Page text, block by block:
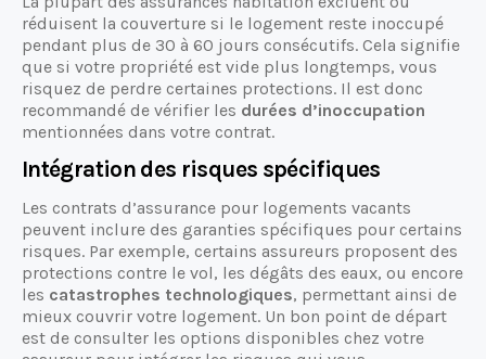
réduisent la couverture si le logement reste inoccupé
pendant plus de 30 à 60 jours consécutifs. Cela signifie
que si votre propriété est vide plus longtemps, vous
risquez de perdre certaines protections. Il est donc
recommandé de vérifier les durées d’inoccupation
mentionnées dans votre contrat.
Intégration des risques spécifiques
Les contrats d’assurance pour logements vacants
peuvent inclure des garanties spécifiques pour certains
risques. Par exemple, certains assureurs proposent des
protections contre le vol, les dégâts des eaux, ou encore
les catastrophes technologiques, permettant ainsi de
mieux couvrir votre logement. Un bon point de départ
est de consulter les options disponibles chez votre